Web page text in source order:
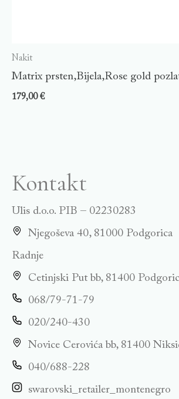
Nakit
Matrix prsten,Bijela,Rose gold
179,00€
Kontakt
Ulis d.o.o. PIB – 02230283
Njegoševa 40, 81000 Podgorica
Radnje
Cetinjski Put bb, 81400
068/79-71-79
020/240-430
Novice Cerovića bb, 81400
040/688-228
swarovski_retailer_montenegro